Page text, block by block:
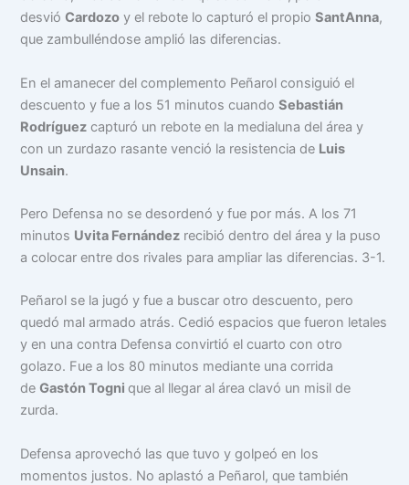
desvióCardozo y el rebote lo capturó el propioSantAnna,
que zambulléndose amplió las diferencias.
En el amanecer del complemento Peñarol consiguió el
descuento y fue a los 51 minutos cuandoSebastián
Rodríguez capturó un rebote en la medialuna del área y
con un zurdazo rasante venció la resistencia de Luis
Unsain.
Pero Defensa no se desordenó y fue por más. A los 71
minutos Uvita Fernández recibió dentro del área y la puso
a colocar entre dos rivales para ampliar las diferencias. 3-1.
Peñarol se la jugó y fue a buscar otro descuento, pero
quedó mal armado atrás. Cedió espacios que fueron letales
y en una contra Defensa convirtió el cuarto con otro
golazo. Fue a los 80 minutos mediante una corrida
deGastón Togni que al llegar al área clavó un misil de
zurda.
Defensa aprovechó las que tuvo y golpeó en los
momentos justos. No aplastó a Peñarol, que también